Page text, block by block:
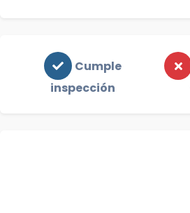
Cumple
inspección